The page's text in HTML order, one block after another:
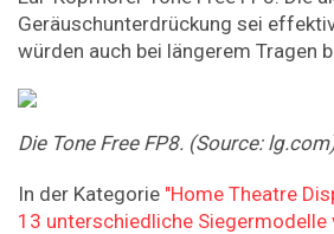
Geräuschunterdrückung sei
würden auch bei längerem Tragen
Die Tone Free FP8. (Source:
In der Kategorie "Home Theatre
13 unterschiedliche Siegermodelle